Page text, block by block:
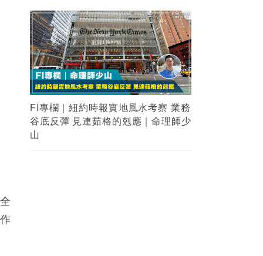
FI專欄｜紐約時報實地風水考察 業務
谷底反彈 見連茹格的剋應｜命理師少
山